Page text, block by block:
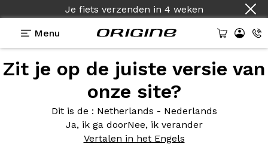
Je fiets verzenden in 4 weken
Menu
Zit je op de juiste versie van
onze site?
Dit is de : Netherlands - Nederlands
Ja, ik ga doorNee, ik verander
Vertalen in het Engels
Uitrusting>Pedalen > Keo 2 Max Carbon